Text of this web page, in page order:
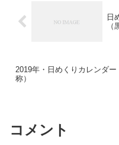
日
（
2019年・日めくりカレンダー
称）
コメント